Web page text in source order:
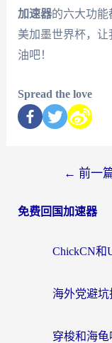
加速器的六大功能
美加墨世界杯，
油吧！
Spread the love
← 前一
免费回国加速器